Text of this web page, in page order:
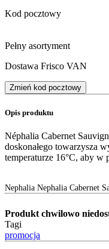
Kod pocztowy
Pełny asortyment
Dostawa Frisco VAN
Zmień kod pocztowy
Opis produktu
Néphalia Cabernet
doskonałego towarzysza
temperaturze 16°C, aby w
Nephalia Nephalia Cabernet
Produkt chwilowo
Tagi
promocja